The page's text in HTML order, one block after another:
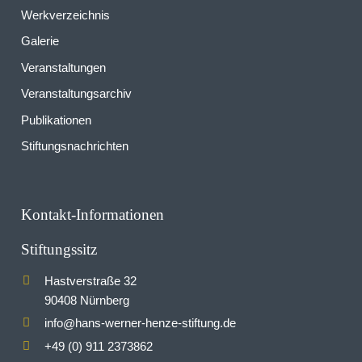
Werkverzeichnis
Galerie
Veranstaltungen
Veranstaltungsarchiv
Publikationen
Stiftungsnachrichten
Kontakt-Informationen
Stiftungssitz
Hastverstraße 32
90408 Nürnberg
info@hans-werner-henze-stiftung.de
+49 (0) 911 2373862